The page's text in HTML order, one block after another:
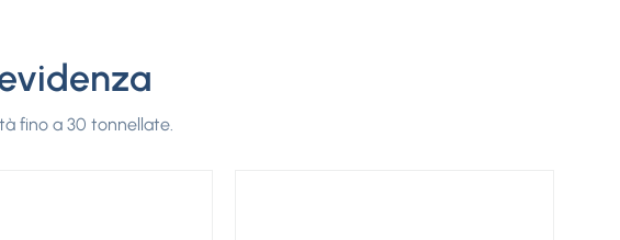
fino a 30 tonnellate.